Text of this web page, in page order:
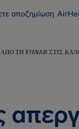
αποζημίωση
ΤΗ RYANAIR ΣΤΙΣ